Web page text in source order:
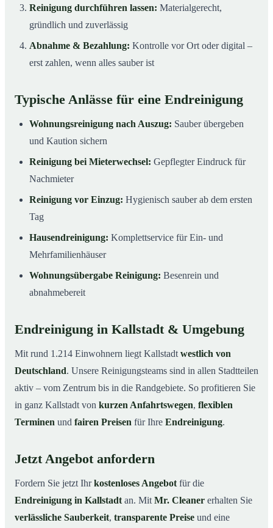
Reinigung durchführen lassen: Materialgerecht,
gründlich und zuverlässig
Abnahme & Bezahlung: Kontrolle vor Ort oder digital –
erst zahlen, wenn alles sauber ist
Typische Anlässe für eine Endreinigung
Wohnungsreinigung nach Auszug: Sauber übergeben
und Kaution sichern
Reinigung bei Mieterwechsel: Gepflegter Eindruck für
Nachmieter
Reinigung vor Einzug: Hygienisch sauber ab dem ersten
Tag
Hausendreinigung: Komplettservice für Ein- und
Mehrfamilienhäuser
Wohnungsübergabe Reinigung: Besenrein und
abnahmebereit
Endreinigung in Kallstadt & Umgebung
Mit rund 1.214 Einwohnern liegt Kallstadt westlich von
Deutschland. Unsere Reinigungsteams sind in allen Stadtteilen
aktiv – vom Zentrum bis in die Randgebiete. So profitieren Sie
in ganz Kallstadt von kurzen Anfahrtswegen, flexiblen
Terminen und fairen Preisen für Ihre Endreinigung.
Jetzt Angebot anfordern
Fordern Sie jetzt Ihrkostenloses Angebot für die
Endreinigung in Kallstadt an. Mit Mr. Cleaner erhalten Sie
verlässliche Sauberkeit, transparente Preise und eine